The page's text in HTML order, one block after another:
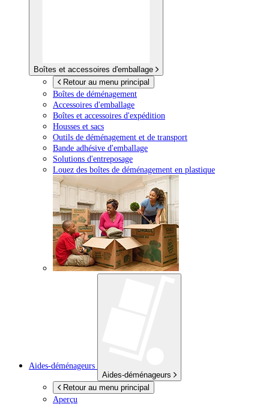
Boîtes et accessoires d'emballage
Retour au menu principal
Boîtes de déménagement
Accessoires d'emballage
Boîtes et accessoires d'expédition
Housses et sacs
Outils de déménagement et de transport
Bande adhésive d'emballage
Solutions d'entreposage
Louez des boîtes de déménagement en plastique
Aides-déménageurs
Aides-déménageurs
Retour au menu principal
Aperçu